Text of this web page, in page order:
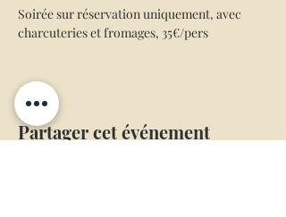
Soirée sur réservation uniquement, avec
charcuteries et fromages, 35€/pers
Partager cet événement